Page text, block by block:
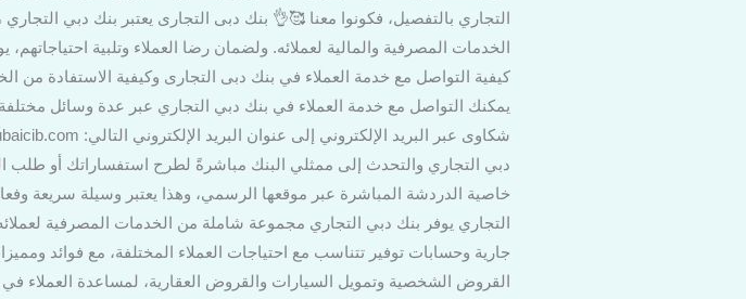
التجاري بالتفصيل، فكونوا معنا 🥰👌 بنك دبى التجارى يعتبر بنك دبي
الخدمات المصرفية والمالية لعملائه. ولضمان رضا العملاء وتلبية
يمكنك التواصل مع خدمة العملاء في بنك دبي التجاري عبر عدة وسائل
دبي التجاري والتحدث إلى ممثلي البنك مباشرةً لطرح استفساراتك أو طلب
خاصية الدردشة المباشرة عبر موقعها الرسمي، وهذا يعتبر وسيلة سريعة
التجاري يوفر بنك دبي التجاري مجموعة شاملة من الخدمات المصرفية
جارية وحسابات توفير تتناسب مع احتياجات العملاء المختلفة، مع فوائد
القروض الشخصية وتمويل السيارات والقروض العقارية، لمساعدة العملاء في